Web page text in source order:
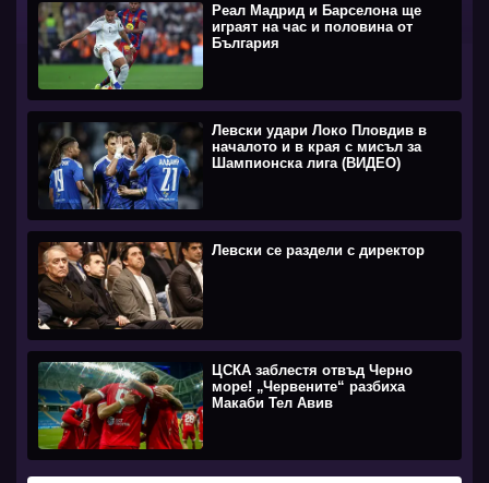
Реал Мадрид и Барселона ще
играят на час и половина от
България
Левски удари Локо Пловдив в
началото и в края с мисъл за
Шампионска лига (ВИДЕО)
Левски се раздели с директор
ЦСКА заблестя отвъд Черно
море! „Червените“ разбиха
Макаби Тел Авив